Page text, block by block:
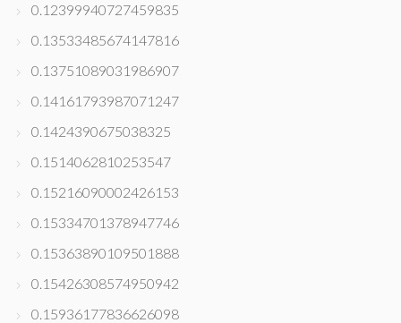
0.12399940727459835
0.13533485674147816
0.13751089031986907
0.14161793987071247
0.1424390675038325
0.1514062810253547
0.15216090002426153
0.15334701378947746
0.15363890109501888
0.15426308574950942
0.15936177836626098